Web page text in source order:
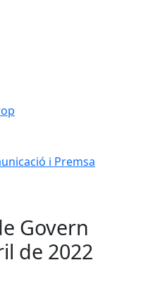
i Premsa
Govern
de 2022